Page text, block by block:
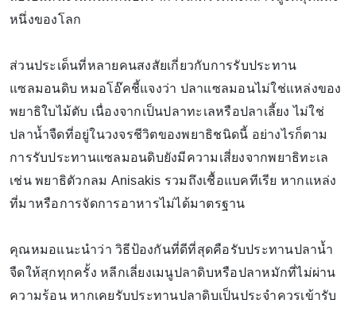
หนึ่งของโลก
ส่วนประเด็นที่หลายคนสงสัยเกี่ยวกับการรับประทาน
แซลมอนดิบ หมอโอ๊คชี้แจงว่า ปลาแซลมอนไม่ใช่แหล่งของ
พยาธิใบไม้ตับ เนื่องจากเป็นปลาทะเลหรือปลาเลี้ยง ไม่ใช่
ปลาน้ำจืดที่อยู่ในวงจรชีวิตของพยาธิชนิดนี้ อย่างไรก็ตาม
การรับประทานแซลมอนดิบยังมีความเสี่ยงจากพยาธิทะเล
เช่น พยาธิตัวกลม Anisakis รวมถึงเชื้อแบคทีเรีย หากแหล่ง
ที่มาหรือการจัดการอาหารไม่ได้มาตรฐาน
คุณหมอแนะนำว่า วิธีป้องกันที่ดีที่สุดคือรับประทานปลาน้ำ
จืดให้สุกทุกครั้ง หลีกเลี่ยงเมนูปลาดิบหรือปลาหมักที่ไม่ผ่าน
ความร้อน หากเคยรับประทานปลาดิบเป็นประจำควรเข้ารับ